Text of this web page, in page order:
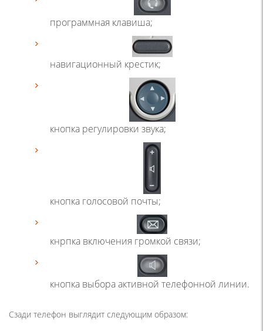
программная клавиша;
навигационный крестик;
кнопка регулировки звука;
кнопка голосовой почты;
кнрпка включения громкой связи;
кнопка выбора активной телефонной линии.
Сзади телефон выглядит следующим образом: